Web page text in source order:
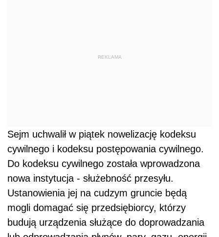
REKLAMA
Sejm uchwalił w piątek nowelizację kodeksu
cywilnego i kodeksu postępowania cywilnego.
Do kodeksu cywilnego została wprowadzona
nowa instytucja - służebność przesyłu.
Ustanowienia jej na cudzym gruncie będą
mogli domagać się przedsiębiorcy, którzy
budują urządzenia służące do doprowadzania